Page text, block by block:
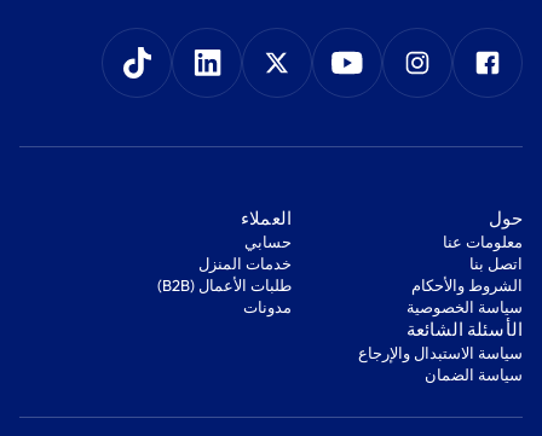
‫حول‬
معلومات عنا
اتصل بنا
‫الشروط والأحكام‬
‫سياسة الخصوصية‬
‫العملاء‬
‫حسابي‬
‫خدمات المنزل‬
‫طلبات الأعمال (B2B)‬
مدونات
‫الأسئلة الشائعة‬
‫سياسة الاستبدال والإرجاع‬
‫سياسة الضمان‬